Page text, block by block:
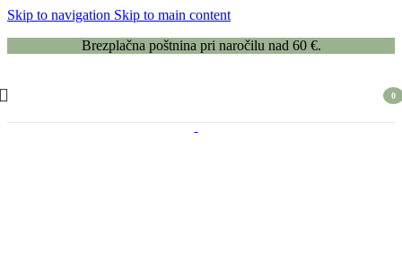
Skip to navigation Skip to main content
Brezplačna poštnina pri naročilu nad 60 €.
0